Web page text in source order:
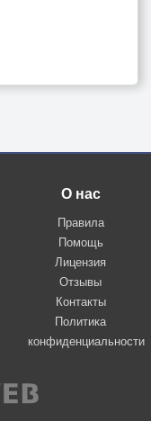
О нас
Правила
Помощь
Лицензия
Отзывы
Контакты
Политика
конфиденциальности